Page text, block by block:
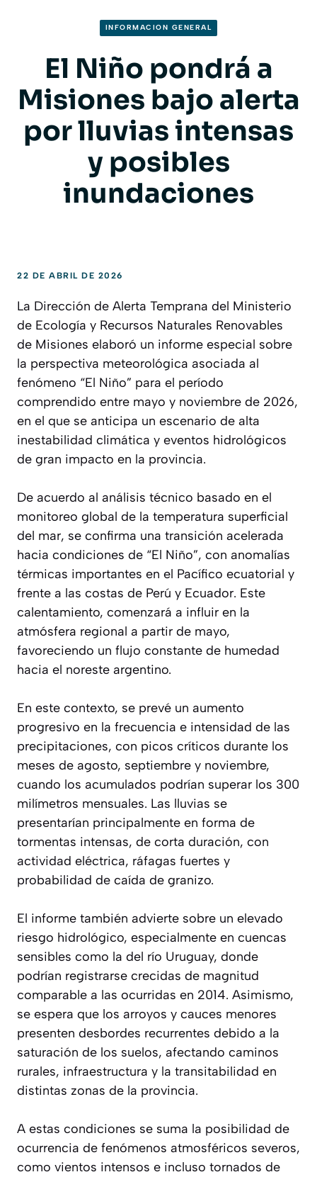
INFORMACION GENERAL
El Niño pondrá a
Misiones bajo alerta
por lluvias intensas
y posibles
inundaciones
22 DE ABRIL DE 2026
La Dirección de Alerta Temprana del Ministerio
de Ecología y Recursos Naturales Renovables
de Misiones elaboró un informe especial sobre
la perspectiva meteorológica asociada al
fenómeno “El Niño” para el período
comprendido entre mayo y noviembre de 2026,
en el que se anticipa un escenario de alta
inestabilidad climática y eventos hidrológicos
de gran impacto en la provincia.
De acuerdo al análisis técnico basado en el
monitoreo global de la temperatura superficial
del mar, se confirma una transición acelerada
hacia condiciones de “El Niño”, con anomalías
térmicas importantes en el Pacífico ecuatorial y
frente a las costas de Perú y Ecuador. Este
calentamiento, comenzará a influir en la
atmósfera regional a partir de mayo,
favoreciendo un flujo constante de humedad
hacia el noreste argentino.
En este contexto, se prevé un aumento
progresivo en la frecuencia e intensidad de las
precipitaciones, con picos críticos durante los
meses de agosto, septiembre y noviembre,
cuando los acumulados podrían superar los 300
milímetros mensuales. Las lluvias se
presentarían principalmente en forma de
tormentas intensas, de corta duración, con
actividad eléctrica, ráfagas fuertes y
probabilidad de caída de granizo.
El informe también advierte sobre un elevado
riesgo hidrológico, especialmente en cuencas
sensibles como la del río Uruguay, donde
podrían registrarse crecidas de magnitud
comparable a las ocurridas en 2014. Asimismo,
se espera que los arroyos y cauces menores
presenten desbordes recurrentes debido a la
saturación de los suelos, afectando caminos
rurales, infraestructura y la transitabilidad en
distintas zonas de la provincia.
A estas condiciones se suma la posibilidad de
ocurrencia de fenómenos atmosféricos severos,
como vientos intensos e incluso tornados de